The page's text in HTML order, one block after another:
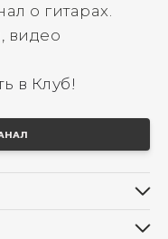
о гитарах.
видео
в Клуб!